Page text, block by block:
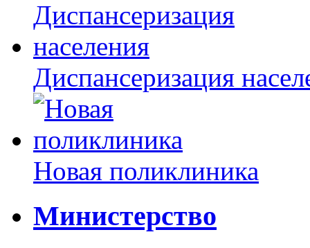
Диспансеризация
Новая поликлиника
Министерство